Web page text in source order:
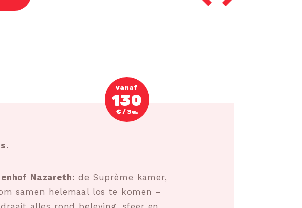
vanaf
130
€ / 3u.
Nazareth: de Suprème kamer,
samen helemaal los te komen –